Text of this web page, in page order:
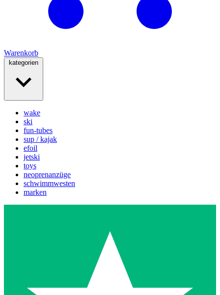
Warenkorb
kategorien
wake
ski
fun-tubes
sup / kajak
efoil
jetski
toys
neoprenanzüge
schwimmwesten
marken